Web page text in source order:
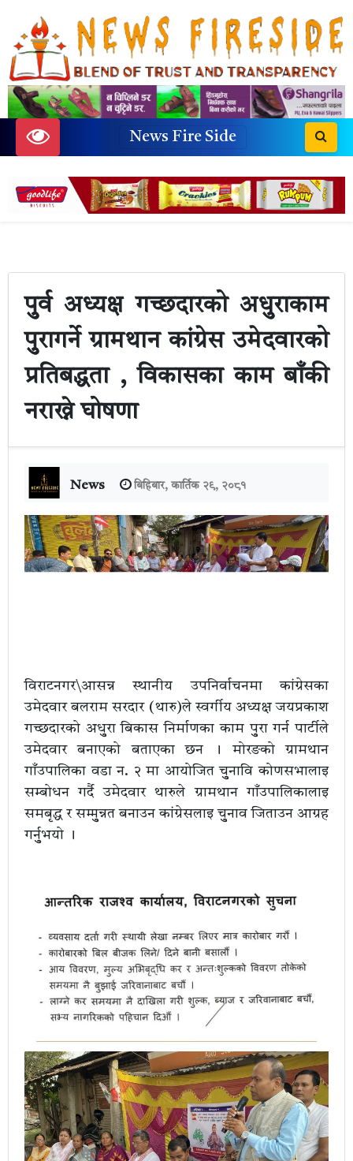
News Fire Side
पुुर्व अध्यक्ष गच्छदारको अधुुराकाम
पुुरागर्ने ग्रामथान कांग्रेस उमेदवारको
प्रतिबद्धता , विकासका काम बाँकी
नराख्ने घोषणा
News बिहिबार, कार्तिक २९, २०८१
विराटनगर\आसन्न स्थानीय उपनिर्वाचनमा कांग्रेसका
उमेदवार बलराम सरदार (थारु)ले स्वर्गीय अध्यक्ष जयप्रकाश
गच्छदारको अधुुरा बिकास निर्माणका काम पुुरा गर्न पार्टीले
उमेदवार बनाएको बताएका छन । मोरङको ग्रामथान
गाँउपालिका वडा न. २ मा आयोजित चुुनावि कोणसभालाइ
सम्बोधन गर्दै उमेदवार थारुले ग्रामथान गाँउपालिकालाइ
समबृद्ध र सम्मुुन्नत बनाउन कांग्रेसलाइ चुुनाव जिताउन आग्रह
गर्नुुभयो ।